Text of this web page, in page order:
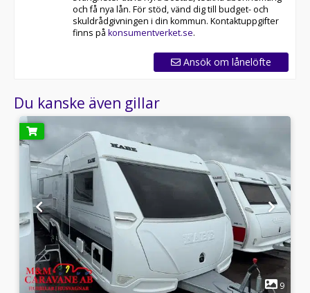
och få nya lån. För stöd, vänd dig till budget- och
skuldrådgivningen i din kommun. Kontaktuppgifter
finns på konsumentverket.se.
Ansök om lånelöfte
Du kanske även gillar
1
9